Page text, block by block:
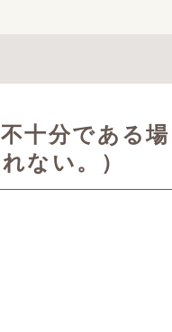
十分である場
ない。）